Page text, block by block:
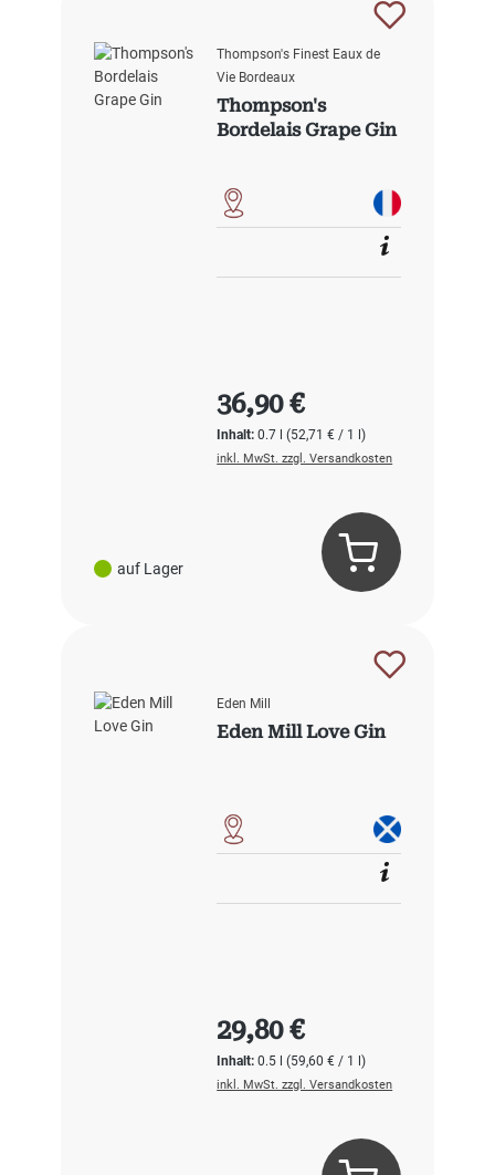
auf Lager
Thompson's Finest Eaux de
Vie Bordeaux
Thompson's
Bordelais Grape Gin
Inhalt:0.7 l(52,71 € / 1 l)
Regulärer Preis:
36,90 €
inkl. MwSt. zzgl. Versandkosten
Eden Mill
Eden Mill Love Gin
Inhalt:0.5 l(59,60 € / 1 l)
Regulärer Preis:
29,80 €
inkl. MwSt. zzgl. Versandkosten